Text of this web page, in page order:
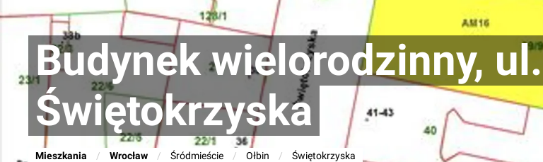
Budynek wielorodzinny, ul.
Świętokrzyska
Mieszkania / Wrocław / Śródmieście / Ołbin / Świętokrzyska